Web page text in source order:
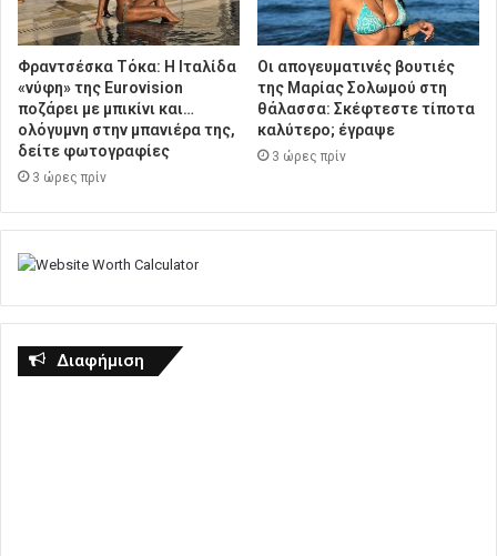
Φραντσέσκα Τόκα: Η Ιταλίδα
«νύφη» της Eurovision
ποζάρει με μπικίνι και…
ολόγυμνη στην μπανιέρα της,
δείτε φωτογραφίες
3 ώρες πρίν
Οι απογευματινές βουτιές
της Μαρίας Σολωμού στη
θάλασσα: Σκέφτεστε τίποτα
καλύτερο; έγραψε
3 ώρες πρίν
Διαφήμιση